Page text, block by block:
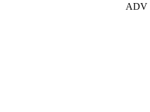
ADV